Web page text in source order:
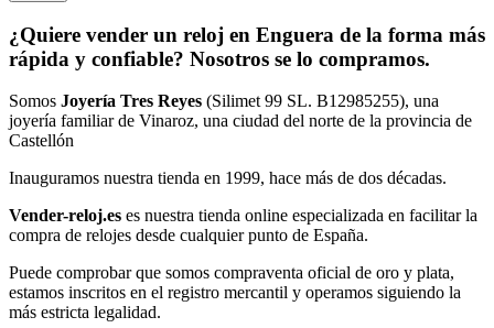
¿Quiere vender un reloj en Enguera de la forma más
rápida y confiable? Nosotros se lo compramos.
Somos Joyería Tres Reyes (Silimet 99 SL. B12985255), una
joyería familiar de Vinaroz, una ciudad del norte de la provincia de
Castellón
Inauguramos nuestra tienda en 1999, hace más de dos décadas.
Vender-reloj.es es nuestra tienda online especializada en facilitar la
compra de relojes desde cualquier punto de España.
Puede comprobar que somos compraventa oficial de oro y plata,
estamos inscritos en el registro mercantil y operamos siguiendo la
más estricta legalidad.